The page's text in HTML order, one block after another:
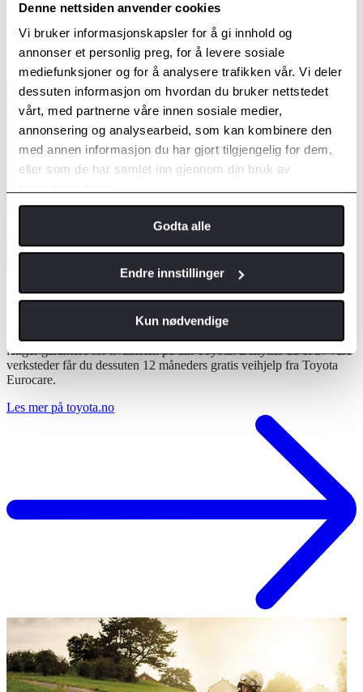
Denne nettsiden anvender cookies
Vi bruker informasjonskapsler for å gi innhold og
annonser et personlig preg, for å levere sosiale
mediefunksjoner og for å analysere trafikken vår. Vi deler
dessuten informasjon om hvordan du bruker nettstedet
vårt, med partnerne våre innen sosiale medier,
annonsering og analysearbeid, som kan kombinere den
med annen informasjon du har gjort tilgjengelig for dem,
eller som de har samlet inn gjennom din bruk av
Godta alle
Endre innstillinger
Kun nødvendige
Bruk alltid Toyota originalservice
Bruker du et verksted som ikke er et Toyota-verksted, kan ikke vi
lenger garantere for kvaliteten på din Toyota. Benytter du et av våre
verksteder får du dessuten 12 måneders gratis veihjelp fra Toyota
Eurocare.
Les mer på toyota.no